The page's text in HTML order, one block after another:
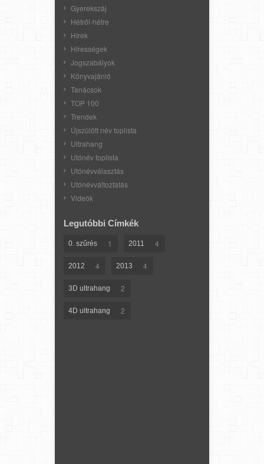
Gyerekszáj
Hétről-hétre
Hírek
Hírességek
Jogszabályok
Könyvajánló
Tanácsok
TOP 100
Trendek
Újszülött név toplista
Ultrahang
Utónév toplista
Utónévválasztás
Utónévváltoztatás
Videók
Legutóbbi Címkék
0. szűrés 1 2011 4
2012 4 2013 4
3D ultrahang 2
4D ultrahang 2